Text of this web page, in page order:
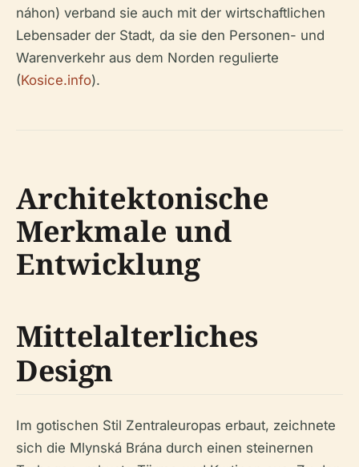
náhon) verband sie auch mit der wirtschaftlichen
Lebensader der Stadt, da sie den Personen- und
Warenverkehr aus dem Norden regulierte
(Kosice.info).
Architektonische
Merkmale und
Entwicklung
Mittelalterliches
Design
Im gotischen Stil Zentraleuropas erbaut, zeichnete
sich die Mlynská Brána durch einen steinernen